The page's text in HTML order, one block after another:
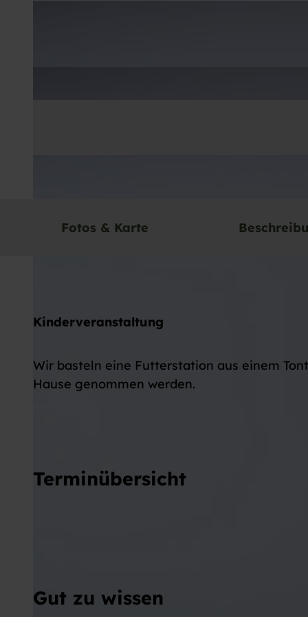
Fotos & Karte
Kinderveranstaltung
Wir basteln eine Futterstation aus einem
Hause genommen werden.
Terminübersicht
Gut zu wissen